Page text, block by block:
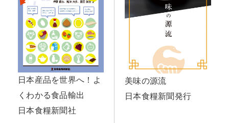
日本産品を世界へ！よ
くわかる食品輸出
日本食糧新聞社
美味の源流
日本食糧新聞発行